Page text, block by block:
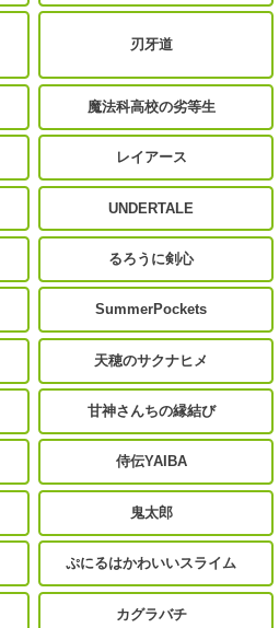
刃牙道
魔法科高校の劣等生
レイアース
UNDERTALE
るろうに剣心
SummerPockets
天穂のサクナヒメ
甘神さんちの縁結び
侍伝YAIBA
鬼太郎
ぷにるはかわいいスライム
カグラバチ